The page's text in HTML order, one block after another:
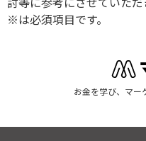
※は必須項目です。
お金を学び、マー